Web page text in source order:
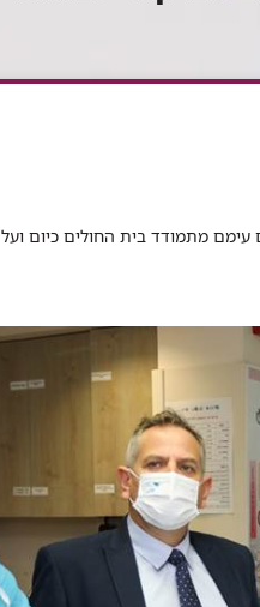
מתמודד בית החולים כיום ועל